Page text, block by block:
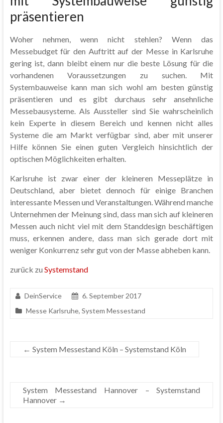
präsentieren
Woher nehmen, wenn nicht stehlen? Wenn das
Messebudget für den Auftritt auf der Messe in Karlsruhe
gering ist, dann bleibt einem nur die beste Lösung für die
vorhandenen Voraussetzungen zu suchen. Mit
Systembauweise kann man sich wohl am besten günstig
präsentieren und es gibt durchaus sehr ansehnliche
Messebausysteme. Als Aussteller sind Sie wahrscheinlich
kein Experte in diesem Bereich und kennen nicht alles
Systeme die am Markt verfügbar sind, aber mit unserer
Hilfe können Sie einen guten Vergleich hinsichtlich der
optischen Möglichkeiten erhalten.
Karlsruhe ist zwar einer der kleineren Messeplätze in
Deutschland, aber bietet dennoch für einige Branchen
interessante Messen und Veranstaltungen. Während manche
Unternehmen der Meinung sind, dass man sich auf kleineren
Messen auch nicht viel mit dem Standdesign beschäftigen
muss, erkennen andere, dass man sich gerade dort mit
weniger Konkurrenz sehr gut von der Masse abheben kann.
zurück zu Systemstand
DeinService
6. September 2017
Messe Karlsruhe, System Messestand
← System Messestand Köln – Systemstand Köln
System Messestand Hannover – Systemstand
Hannover →